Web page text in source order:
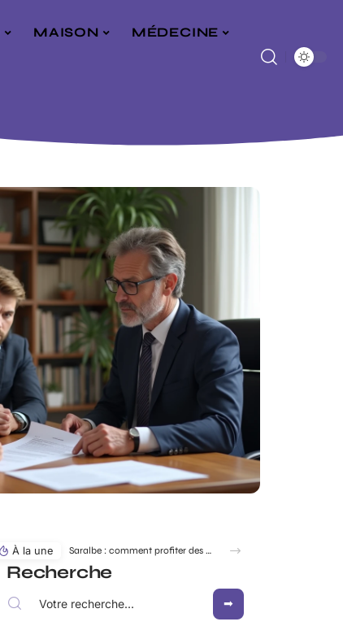
MAISON MÉDECINE
À la une Saralbe : comment profiter des bords de l’eau en toute saison ?
Recherche